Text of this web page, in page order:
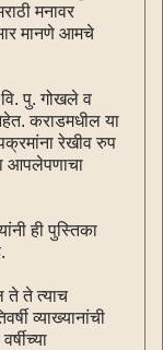
मनावर
मानणे आमचे
वि. पु. गोखले व
कराडमधील या
रेखीव रुप
आपलेपणाचा
ही पुस्तिका
ते ते त्याच
व्याख्यानांची